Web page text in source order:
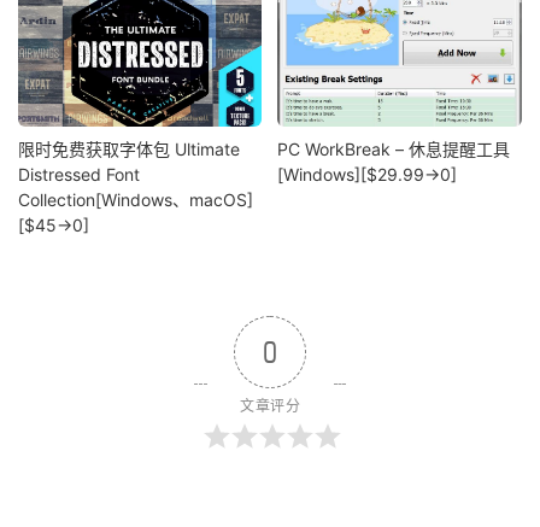
限时免费获取字体包 Ultimate
Distressed Font
Collection[Windows、macOS]
[$45→0]
PC WorkBreak – 休息提醒工具
[Windows][$29.99→0]
0
文章评分